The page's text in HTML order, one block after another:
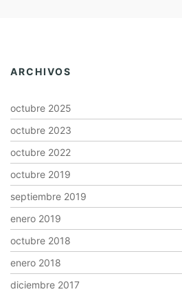
ARCHIVOS
octubre 2025
octubre 2023
octubre 2022
octubre 2019
septiembre 2019
enero 2019
octubre 2018
enero 2018
diciembre 2017